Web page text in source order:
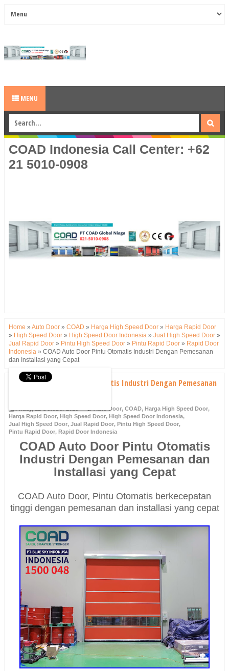
MENU
COAD Indonesia Call Center: +62
21 5010-0908
Home » Auto Door » COAD » Harga High Speed Door » Harga Rapid Door
» High Speed Door » High Speed Door Indonesia » Jual High Speed Door »
Jual Rapid Door » Pintu High Speed Door » Pintu Rapid Door » Rapid Door
Indonesia » COAD Auto Door Pintu Otomatis Industri Dengan Pemesanan
dan Installasi yang Cepat
COAD Auto Door Pintu Otomatis Industri Dengan Pemesanan
Auto Door, COAD, Harga High Speed Door,
Harga Rapid Door, High Speed Door, High Speed Door Indonesia,
Jual High Speed Door, Jual Rapid Door, Pintu High Speed Door,
Pintu Rapid Door, Rapid Door Indonesia
COAD Auto Door Pintu Otomatis
Industri Dengan Pemesanan dan
Installasi yang Cepat
COAD Auto Door, Pintu Otomatis berkecepatan
tinggi dengan pemesanan dan installasi yang cepat